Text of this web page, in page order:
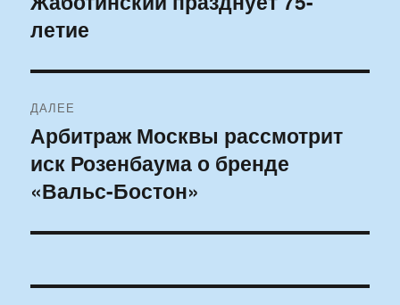
летие
ДАЛЕЕ
Следующая
запись:
Арбитраж Москвы рассмотрит
иск Розенбаума о бренде
«Вальс-Бостон»